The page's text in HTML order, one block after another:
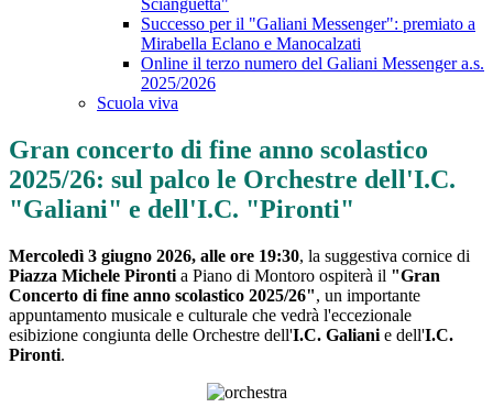
Scianguetta"
Successo per il "Galiani Messenger": premiato a
Mirabella Eclano e Manocalzati
Online il terzo numero del Galiani Messenger a.s.
2025/2026
Scuola viva
Gran concerto di fine anno scolastico
2025/26: sul palco le Orchestre dell'I.C.
"Galiani" e dell'I.C. "Pironti"
Mercoledì 3 giugno 2026, alle ore 19:30, la suggestiva cornice di
Piazza Michele Pironti a Piano di Montoro ospiterà il "Gran
Concerto di fine anno scolastico 2025/26", un importante
appuntamento musicale e culturale che vedrà l'eccezionale
esibizione congiunta delle Orchestre dell'I.C. Galiani e dell'I.C.
Pironti.